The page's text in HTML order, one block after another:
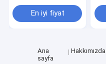
En iyi fiyat
Ana
sayfa
Hakkımızda